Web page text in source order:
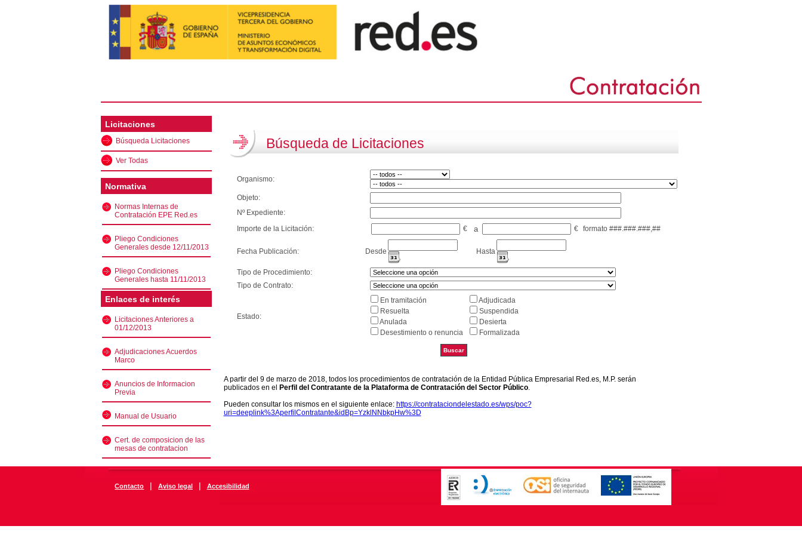
Licitaciones
Búsqueda Licitaciones
Ver Todas
Normativa
Normas Internas de
Contratación EPE Red.es
Pliego Condiciones
Generales desde 12/11/2013
Pliego Condiciones
Generales hasta 11/11/2013
Enlaces de interés
Licitaciones Anteriores a
01/12/2013
Adjudicaciones Acuerdos
Marco
Anuncios de Informacion
Previa
Manual de Usuario
Cert. de composicion de las
mesas de contratacion
Búsqueda de Licitaciones
Organismo:
Objeto:
Nº Expediente:
Importe de la Licitación:
€ a € formato ###.###.###,##
Fecha Publicación: Desde Hasta
Tipo de Procedimiento:
Tipo de Contrato:
Estado:
En tramitación
Adjudicada
Resuelta
Suspendida
Anulada
Desierta
Desestimiento o renuncia
Formalizada
A partir del 9 de marzo de 2018, todos los procedimientos de contratación de la Entidad Pública Empresarial Red.es, M.P. serán
publicados en el
Perfil del Contratante de la Plataforma de Contratación del Sector Público.
Pueden consultar los mismos en el siguiente enlace: https://contrataciondelestado.es/wps/poc?
uri=deeplink%3AperfilContratante&idBp=YzklNNbkpHw%3D
Contacto | Aviso legal | Accesibilidad